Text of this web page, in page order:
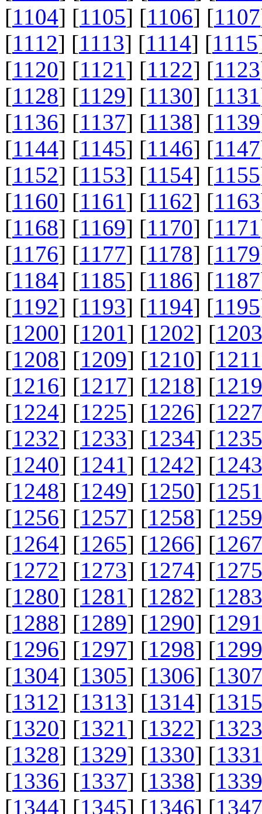
[1104] [1105] [1106] [1107
[1112] [1113] [1114] [1115
[1120] [1121] [1122] [1123
[1128] [1129] [1130] [1131
[1136] [1137] [1138] [1139
[1144] [1145] [1146] [1147
[1152] [1153] [1154] [1155
[1160] [1161] [1162] [1163
[1168] [1169] [1170] [1171
[1176] [1177] [1178] [1179
[1184] [1185] [1186] [1187
[1192] [1193] [1194] [1195
[1200] [1201] [1202] [1203
[1208] [1209] [1210] [1211
[1216] [1217] [1218] [1219
[1224] [1225] [1226] [1227
[1232] [1233] [1234] [1235
[1240] [1241] [1242] [1243
[1248] [1249] [1250] [1251
[1256] [1257] [1258] [1259
[1264] [1265] [1266] [1267
[1272] [1273] [1274] [1275
[1280] [1281] [1282] [1283
[1288] [1289] [1290] [1291
[1296] [1297] [1298] [1299
[1304] [1305] [1306] [1307
[1312] [1313] [1314] [1315
[1320] [1321] [1322] [1323
[1328] [1329] [1330] [1331
[1336] [1337] [1338] [1339
[1344] [1345] [1346] [1347